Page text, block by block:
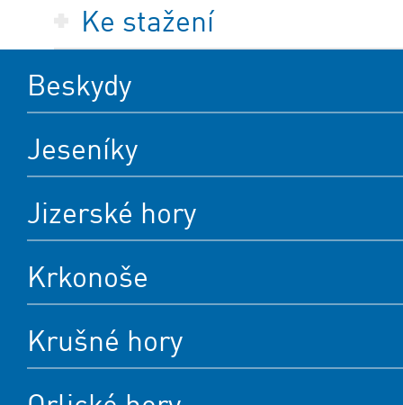
Ke stažení
Beskydy
Jeseníky
Jizerské hory
Krkonoše
Krušné hory